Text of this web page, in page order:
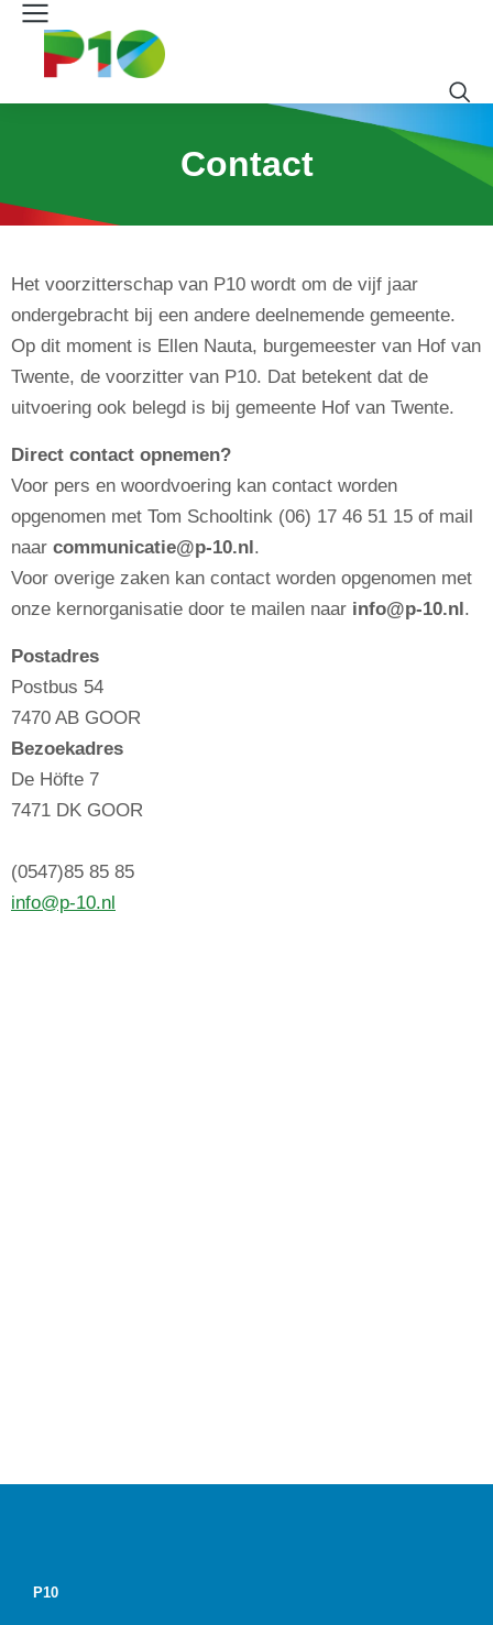
Contact
Het voorzitterschap van P10 wordt om de vijf jaar
ondergebracht bij een andere deelnemende gemeente.
Op dit moment is Ellen Nauta, burgemeester van Hof van
Twente, de voorzitter van P10. Dat betekent dat de
uitvoering ook belegd is bij gemeente Hof van Twente.
Direct contact opnemen?
Voor pers en woordvoering kan contact worden
opgenomen met Tom Schooltink (06) 17 46 51 15 of mail
naar communicatie@p-10.nl.
Voor overige zaken kan contact worden opgenomen met
onze kernorganisatie door te mailen naar info@p-10.nl.
Postadres
Postbus 54
7470 AB GOOR
Bezoekadres
De Höfte 7
7471 DK GOOR
(0547)85 85 85
info@p-10.nl
P10